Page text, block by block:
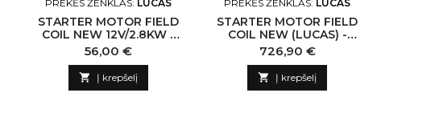
PREKĖS ŽENKLAS: LUCAS
STARTER MOTOR FIELD
COIL NEW 12V/2.8KW -
NLP18 N130213 LUCAS-
CN
Kaina
56,00 €
 Į krepšelį
PREKĖS ŽENKLAS: LUCAS
STARTER MOTOR FIELD
COIL NEW (LUCAS) -
NLP18 N132403 LUCAS-
CN
Kaina
726,90 €
 Į krepšelį